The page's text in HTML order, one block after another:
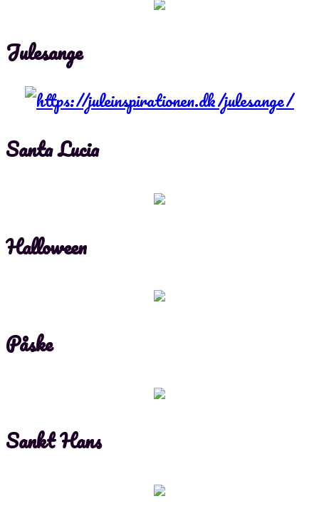
Julesange
Santa Lucia
Halloween
Påske
Sankt Hans